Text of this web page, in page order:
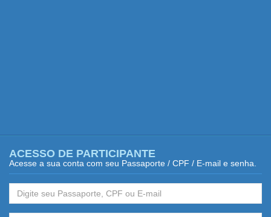
ACESSO DE PARTICIPANTE
Acesse a sua conta com seu Passaporte / CPF / E-mail e senha.